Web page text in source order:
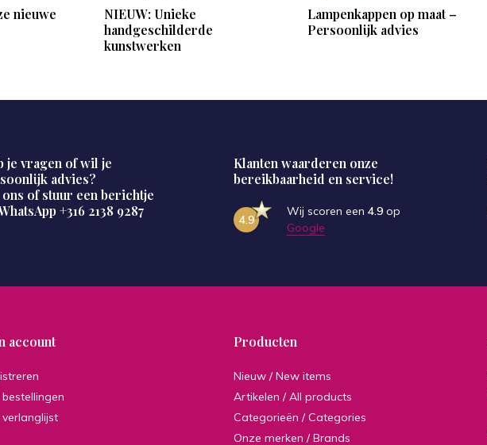
nieuwe
NIEUW: Unieke
handgeschilderde
kunstwerken
Lampenkappen op maat –
Persoonlijk advies
je vragen of wil je
advies?
ons of stuur een berichtje
+316 2138 9287
Klanten waarderen onze
bereikbaarheid en service!
4.9
Wij scoren een 4.9 op
Google
account
bestellingen
verlanglijst
Producten
Nieuw / New items
Artikelen / All products
Categorieën / Categories
Onze merken / Brands